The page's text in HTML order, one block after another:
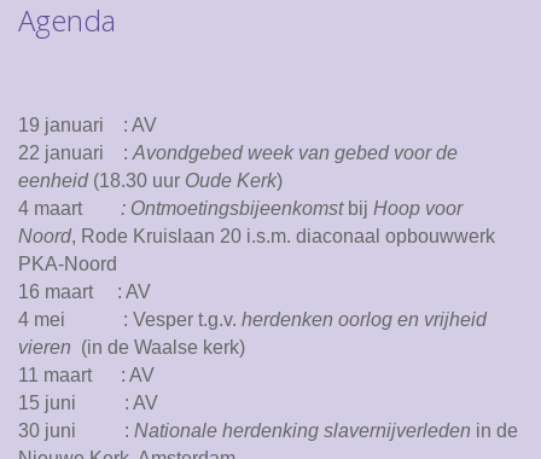
Agenda
19 januari : AV
22 januari :Avondgebed week van gebed voor de
eenheid (18.30 uur Oude Kerk)
4 maart: Ontmoetingsbijeenkomstbij Hoop voor
Noord, Rode Kruislaan 20 i.s.m. diaconaal opbouwwerk
PKA-Noord
16 maart : AV
4 mei : Vesper t.g.v. herdenken oorlog en vrijheid
vieren (in de Waalse kerk)
11 maart : AV
15 juni : AV
30 juni : Nationale herdenking slavernijverleden in de